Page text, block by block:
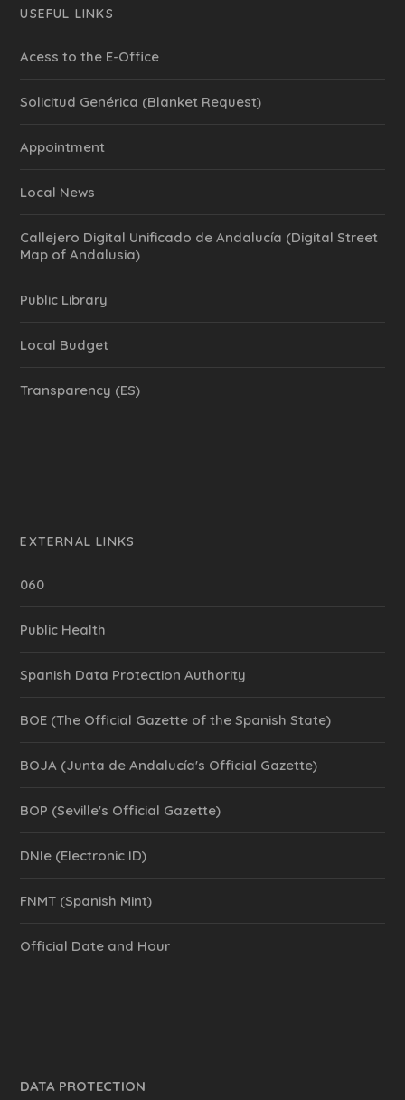
USEFUL LINKS
Acess to the E-Office
Solicitud Genérica (Blanket Request)
Appointment
Local News
Callejero Digital Unificado de Andalucía (Digital Street
Map of Andalusia)
Public Library
Local Budget
Transparency (ES)
EXTERNAL LINKS
060
Public Health
Spanish Data Protection Authority
BOE (The Official Gazette of the Spanish State)
BOJA (Junta de Andalucía's Official Gazette)
BOP (Seville's Official Gazette)
DNIe (Electronic ID)
FNMT (Spanish Mint)
Official Date and Hour
DATA PROTECTION